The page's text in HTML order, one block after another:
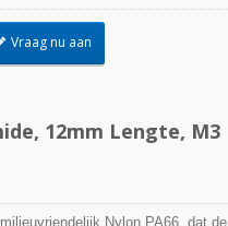
Vraag nu aan
12mm Lengte, M3
Nylon PA66, dat de